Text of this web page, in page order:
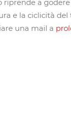
a
e la ciclicità del
una mail a